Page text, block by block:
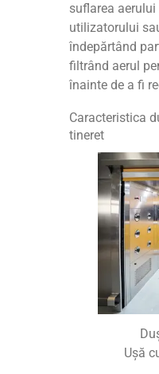
suflarea
utilizatorului
îndepărtând
filtrând aerul
înainte de a fi
Caracteristica
tineret
Ușă